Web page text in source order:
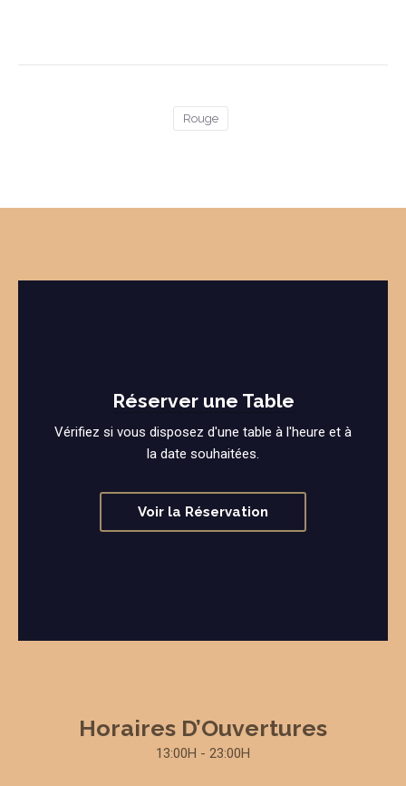
Rouge
Réserver une Table
Vérifiez si vous disposez d'une table à l'heure et à
la date souhaitées.
Voir la Réservation
Horaires D’Ouvertures
13:00H - 23:00H